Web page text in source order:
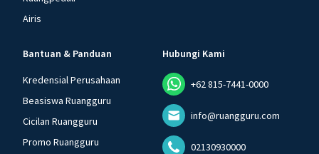
Airis
Bantuan & Panduan
Kredensial Perusahaan
Beasiswa Ruangguru
Cicilan Ruangguru
Promo Ruangguru
Hubungi Kami
+62 815-7441-0000
info@ruangguru.com
02130930000